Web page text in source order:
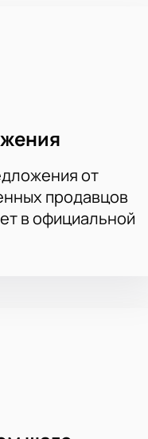
от
продавцов
в официальной